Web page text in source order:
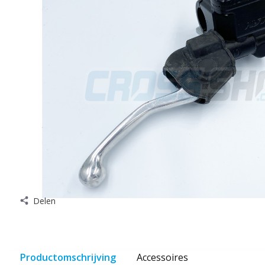
Delen
Productomschrijving Accessoires